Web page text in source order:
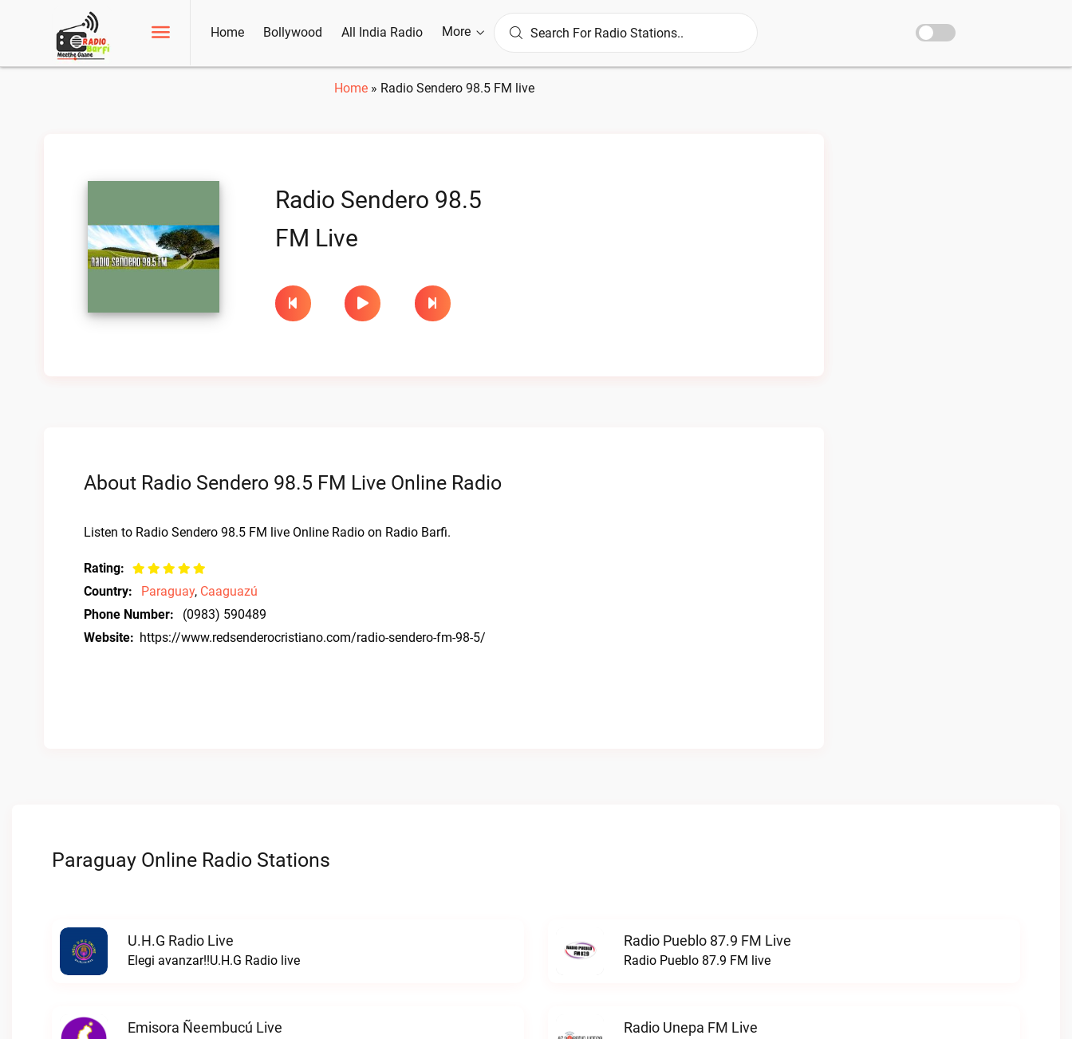
Home Bollywood All India Radio More
Home» Radio Sendero 98.5 FM live
Radio Sendero 98.5
FM Live
About Radio Sendero 98.5 FM Live Online Radio
Listen to Radio Sendero 98.5 FM live Online Radio on Radio Barfi.
Rating:
Country:
Paraguay, Caaguazú
Phone Number:
(0983) 590489
Website: https://www.redsenderocristiano.com/radio-sendero-fm-98-5/
Paraguay Online Radio Stations
U.H.G Radio Live
Elegi avanzar!!U.H.G Radio live
Radio Pueblo 87.9 FM Live
Radio Pueblo 87.9 FM live
Emisora Ñeembucú Live Radio Unepa FM Live